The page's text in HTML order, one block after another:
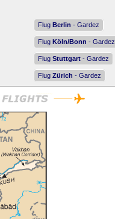
Flug Berlin - Gardez
Flug Köln/Bonn - Gardez
Flug Stuttgart - Gardez
Flug Zürich - Gardez